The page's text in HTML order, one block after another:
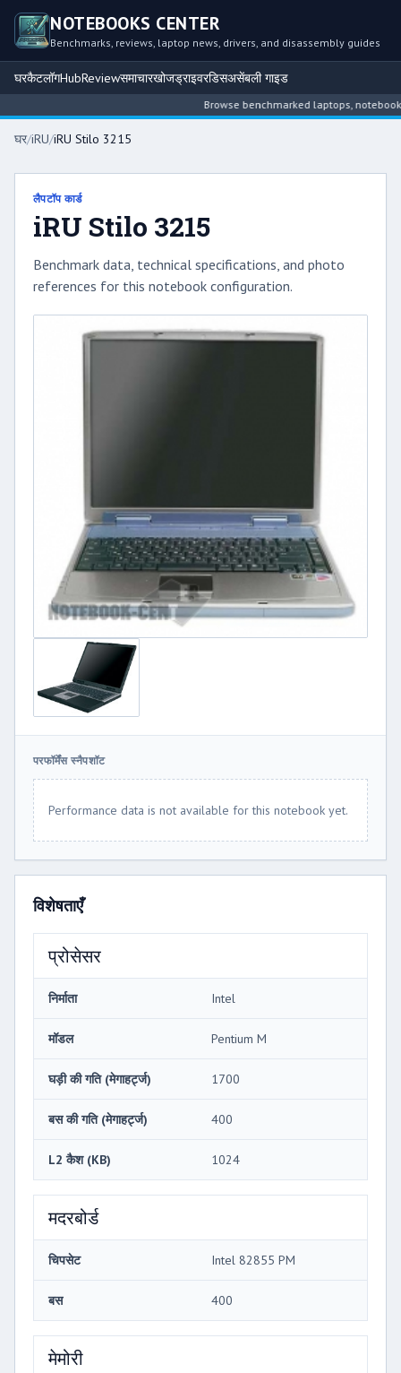
NOTEBOOKS CENTER
Benchmarks, reviews, laptop news, drivers, and disassembly guides
घरकैटलॉगHubReviewसमाचारखोजड्राइवरडिसअसेंबली गाइड
Browse benchmarked laptops,
घर/iRU/iRU Stilo 3215
लैपटॉप कार्ड
iRU Stilo 3215
Benchmark data, technical specifications, and photo
references for this notebook configuration.
परफॉर्मेंस स्नैपशॉट
Performance data is not available for this notebook yet.
विशेषताएँ
प्रोसेसर
निर्माता Intel
मॉडल Pentium M
घड़ी की गति (मेगाहर्ट्ज) 1700
बस की गति (मेगाहर्ट्ज) 400
L2 कैश (KB) 1024
मदरबोर्ड
चिपसेट Intel 82855 PM
बस 400
मेमोरी